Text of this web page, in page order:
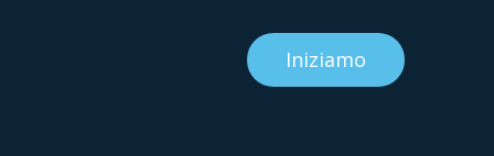
Iniziamo